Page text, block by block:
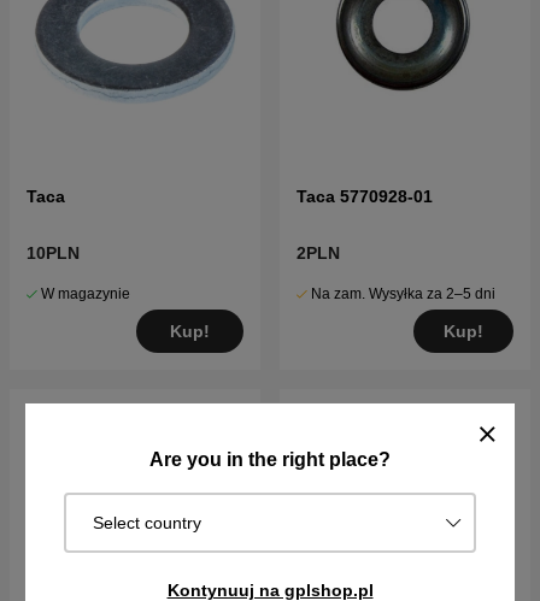
Are you in the right place?
Select country
Kontynuuj na gplshop.pl
Taca
10PLN
W magazynie
Kup!
Taca 5770928-01
2PLN
Na zam. Wysyłka za 2–5 dni
Kup!